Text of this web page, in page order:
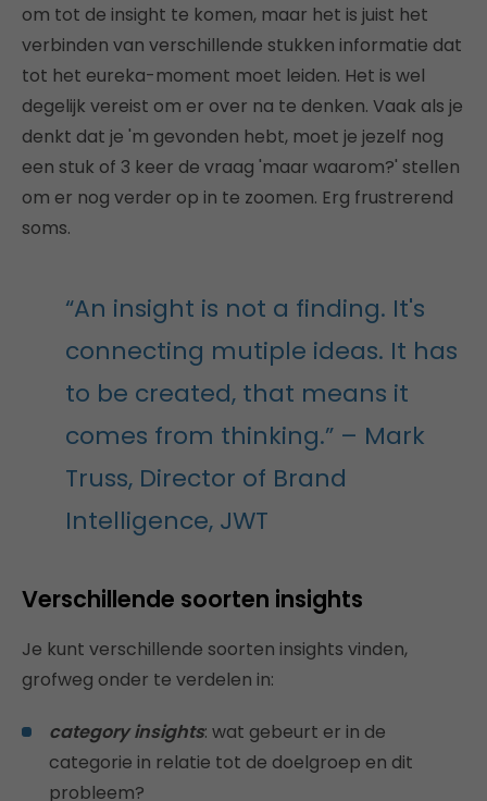
om tot de insight te komen, maar het is juist het
verbinden van verschillende stukken informatie dat
tot het eureka-moment moet leiden. Het is wel
degelijk vereist om er over na te denken. Vaak als je
denkt dat je 'm gevonden hebt, moet je jezelf nog
een stuk of 3 keer de vraag 'maar waarom?' stellen
om er nog verder op in te zoomen. Erg frustrerend
soms.
“An insight is not a finding. It's
connecting mutiple ideas. It has
to be created, that means it
comes from thinking.” – Mark
Truss, Director of Brand
Intelligence, JWT
Verschillende soorten insights
Je kunt verschillende soorten insights vinden,
grofweg onder te verdelen in:
category insights: wat gebeurt er in de
categorie in relatie tot de doelgroep en dit
probleem?